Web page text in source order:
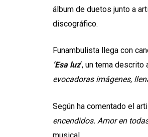
álbum de duetos junto a
discográfico.
Funambulista llega con
‘Esa luz‘, un tema
evocadoras imágenes,
Según ha comentado el
encendidos. Amor en